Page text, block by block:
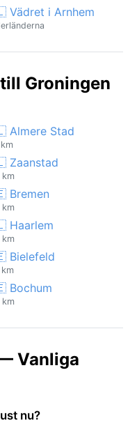
i Arnhem
Groningen
Stad
km
km
km
Bielefeld
km
Vanliga
nu?